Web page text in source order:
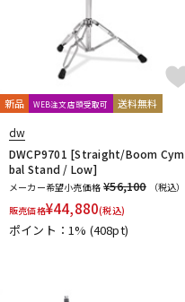
新品 WEB注文店頭受取可 送料無料
dw
DWCP9701 [Straight/Boom Cym
bal Stand / Low]
メーカー希望小売価格 ¥56,100
（税込）
販売価格¥44,880(税込)
ポイント：1% (408pt)